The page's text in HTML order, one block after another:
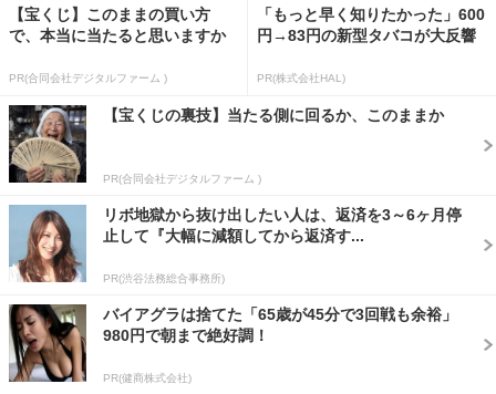
【宝くじ】このままの買い方
で、本当に当たると思いますか
PR(合同会社デジタルファーム )
「もっと早く知りたかった」600
円→83円の新型タバコが大反響
PR(株式会社HAL)
【宝くじの裏技】当たる側に回るか、このままか
PR(合同会社デジタルファーム )
リボ地獄から抜け出したい人は、返済を3～6ヶ月停
止して『大幅に減額してから返済す...
PR(渋谷法務総合事務所)
バイアグラは捨てた「65歳が45分で3回戦も余裕」
980円で朝まで絶好調！
PR(健商株式会社)